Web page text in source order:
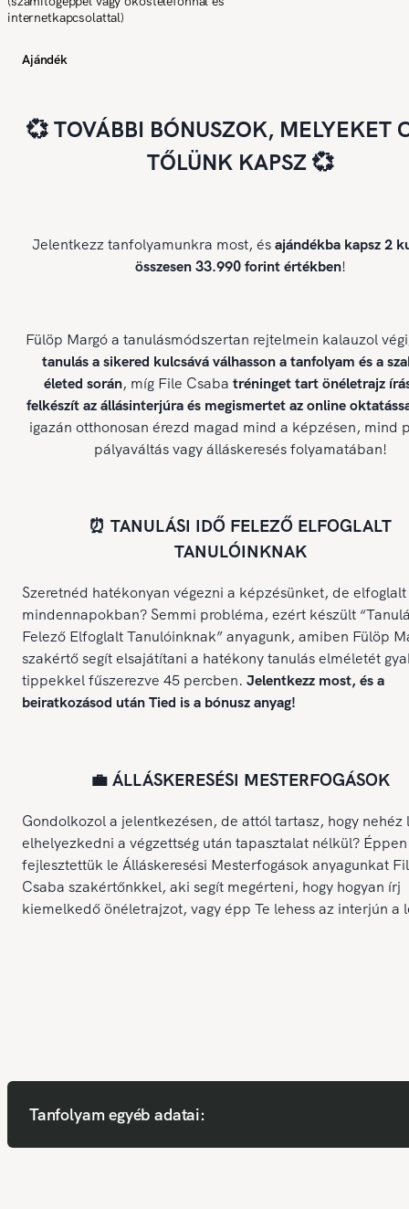
internetkapcsolattal)
Ajándék
💞 TOVÁBBI BÓNUSZOK, MELYEKET
TŐLÜNK KAPSZ 💞
Jelentkezz tanfolyamunkra most, ésajándékba kapsz 2
összesen 33.990 forint értékben!
Fülöp Margó a tanulásmódszertan rejtelmein kalauzol
tanulás a sikered kulcsává válhasson a tanfolyam és a
életed során, míg File Csaba tréninget tart önéletrajz
felkészít az állásinterjúra és megismertet az online
igazán otthonosan érezd magad mind a képzésen, mind
pályaváltás vagy álláskeresés folyamatában!
⏰ TANULÁSI IDŐ FELEZŐ ELFOGLALT
TANULÓINKNAK
Szeretnéd hatékonyan végezni a képzésünket, de elfoglalt
mindennapokban? Semmi probléma, ezért készült
Felező Elfoglalt Tanulóinknak” anyagunk, amiben Fülöp
szakértő segít elsajátítani a hatékony tanulás elméletét
tippekkel fűszerezve 45 percben. Jelentkezz most, és a
beiratkozásod után Tied is a bónusz anyag!
💼 ÁLLÁSKERESÉSI MESTERFOGÁSOK
Gondolkozol a jelentkezésen, de attól tartasz, hogy nehéz
elhelyezkedni a végzettség után tapasztalat nélkül?
fejlesztettük le Álláskeresési Mesterfogások anyagunkat
Csaba szakértőnkkel, aki segít megérteni, hogy hogyan írj
kiemelkedő önéletrajzot, vagy épp Te lehess az interjún a
Tanfolyam egyéb adatai: